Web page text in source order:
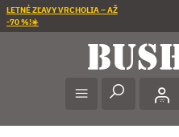
LETNÉ ZĽAVY VRCHOLIA – AŽ
-70 %!☀️